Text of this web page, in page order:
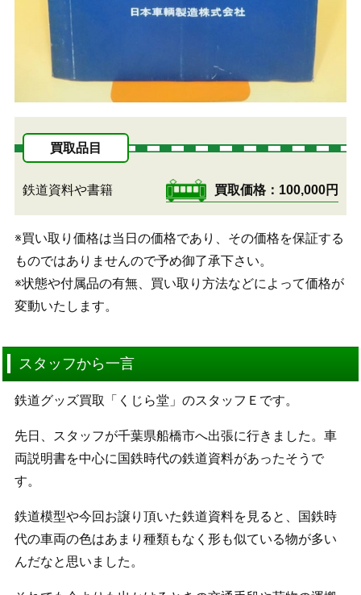
買取品目
鉄道資料や書籍 買取価格 100,000円
※買い取り価格は当日の価格であり、その価格を保証する
ものではありませんので予め御了承下さい。
※状態や付属品の有無、買い取り方法などによって価格が
変動いたします。
スタッフから一言
鉄道グッズ買取「くじら堂」のスタッフＥです。
先日、スタッフが千葉県船橋市へ出張に行きました。車
両説明書を中心に国鉄時代の鉄道資料があったそうで
す。
鉄道模型や今回お譲り頂いた鉄道資料を見ると、国鉄時
代の車両の色はあまり種類もなく形も似ている物が多い
んだなと思いました。